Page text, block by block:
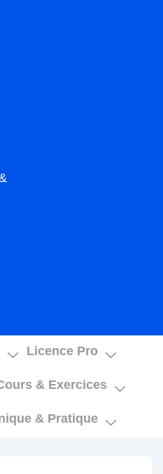
Licence Pro
& Exercices
& Pratique